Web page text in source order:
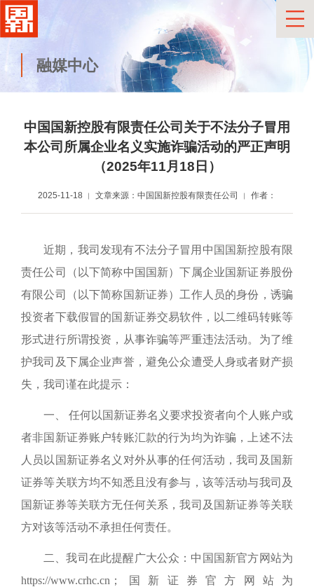
融媒中心
中国国新控股有限责任公司关于不法分子冒用
本公司所属企业名义实施诈骗活动的严正声明
（2025年11月18日）
2025-11-18 文章来源：中国国新控股有限责任公司 作者：
近期，我司发现有不法分子冒用 中国国新控股有限
责任公司（以下简称中国国新）下属企业国新证券股份
有限公司（以下简称国新证券）工作人员的身份， 诱骗
投资者下载假冒的国新证券交易软件，以二维码转账等
形式进行所谓投资，从事诈骗等严重违法活动。 为了维
护我司及下属企业声誉，避免公众遭受人身或者财产损
失，我司谨在此提示：
一、 任何以国新证券名义要求投资者向个人账户或
者非国新证券账户转账汇款的行为均为诈骗，上述不法
人员以国新证券名义对外从事的任何活动，我司及国新
证券等关联方均不知悉且没有参与，该等活动与我司及
国新证券等关联方无任何关系，我司及国新证券等关联
方对该等活动不承担任何责任。
二、我司在此提醒广大公众：中国国新官方网站为
https://www.crhc.cn；国新证券官方网站为